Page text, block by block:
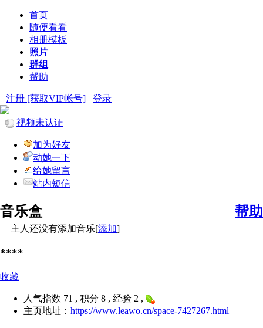
首页
随便看看
相册模板
照片
群组
帮助
注册 [获取VIP帐号] 登录
视频未认证
加为好友
动她一下
给她留言
站内短信
帮助
音乐盒
主人还没有添加音乐[添加]
****
收藏
人气指数 71 , 积分 8 , 经验 2 ,
主页地址： https://www.leawo.cn/space-7427267.html